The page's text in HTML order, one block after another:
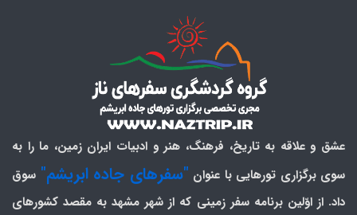
عشق و علاقه به تاریخ، فرهنگ، هنر و ادبیات ایران زمین، ما را به
سوی برگزاری تورهایی با عنوان "سفرهای جاده ابریشم" سوق
داد. از اوّلین برنامه سفر زمینی که از شهر مشهد به مقصد کشورهای